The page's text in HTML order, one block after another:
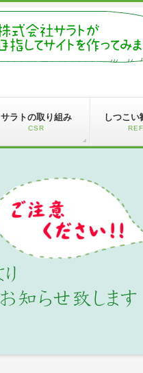
サラトの取り組み
CSR
しつこい